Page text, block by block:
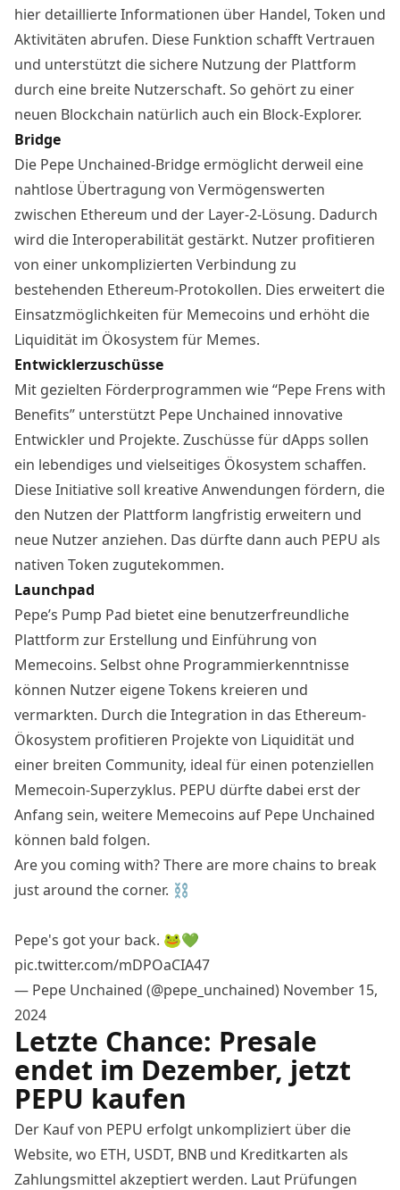
hier detaillierte Informationen über Handel, Token und
Aktivitäten abrufen. Diese Funktion schafft Vertrauen
und unterstützt die sichere Nutzung der Plattform
durch eine breite Nutzerschaft. So gehört zu einer
neuen Blockchain natürlich auch ein Block-Explorer.
Bridge
Die Pepe Unchained-Bridge ermöglicht derweil eine
nahtlose Übertragung von Vermögenswerten
zwischen Ethereum und der Layer-2-Lösung. Dadurch
wird die Interoperabilität gestärkt. Nutzer profitieren
von einer unkomplizierten Verbindung zu
bestehenden Ethereum-Protokollen. Dies erweitert die
Einsatzmöglichkeiten für Memecoins und erhöht die
Liquidität im Ökosystem für Memes.
Entwicklerzuschüsse
Mit gezielten Förderprogrammen wie “Pepe Frens with
Benefits” unterstützt Pepe Unchained innovative
Entwickler und Projekte. Zuschüsse für dApps sollen
ein lebendiges und vielseitiges Ökosystem schaffen.
Diese Initiative soll kreative Anwendungen fördern, die
den Nutzen der Plattform langfristig erweitern und
neue Nutzer anziehen. Das dürfte dann auch PEPU als
nativen Token zugutekommen.
Launchpad
Pepe’s Pump Pad bietet eine benutzerfreundliche
Plattform zur Erstellung und Einführung von
Memecoins. Selbst ohne Programmierkenntnisse
können Nutzer eigene Tokens kreieren und
vermarkten. Durch die Integration in das Ethereum-
Ökosystem profitieren Projekte von Liquidität und
einer breiten Community, ideal für einen potenziellen
Memecoin-Superzyklus. PEPU dürfte dabei erst der
Anfang sein, weitere Memecoins auf Pepe Unchained
können bald folgen.
Are you coming with? There are more chains to break
just around the corner. ⛓
Pepe's got your back. 🐸💚
pic.twitter.com/mDPOaCIA47
— Pepe Unchained (@pepe_unchained) November 15,
2024
Letzte Chance: Presale
endet im Dezember, jetzt
PEPU kaufen
Der Kauf von PEPU erfolgt unkompliziert über die
Website, wo ETH, USDT, BNB und Kreditkarten als
Zahlungsmittel akzeptiert werden. Laut Prüfungen